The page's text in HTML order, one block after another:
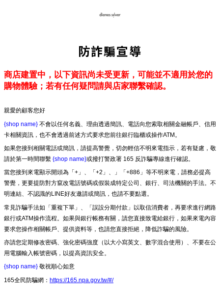
防詐騙宣導
商店建置中，以下資訊尚未受更新，可能並不適用於您的
購物體驗；若有任何疑問請與店家聯繫確認。
親愛的顧客您好
{shop name} 不會以任何名義、理由透過簡訊、電話向您索取相關金融帳戶、信用
卡相關資訊，也不會透過前述方式要求您前往銀行臨櫃或操作ATM。
如果您接到相關電話或簡訊，請提高警覺，切勿輕信不明來電指示，若有疑慮，敬
請於第一時間聯繫 {shop name}或撥打警政署 165 反詐騙專線進行確認。
當您接到來電顯示開頭為「+」、「+2」、」「+886」等不明來電，請務必提高
警覺，更要提防對方竄改電話號碼或假裝成特定公司、銀行、司法機關的手法。不
明連結、不認識的LINE好友邀請或簡訊，也請不要點選。
常見詐騙手法如「重複下單」、「誤設分期付款」以取信消費者，再要求進行網路
銀行或ATM操作流程。如果與銀行帳務有關，請您直接致電給銀行，如果來電內容
要求您操作相關帳戶、提供資料等，也請您直接拒絕，降低詐騙的風險。
亦請您定期修改密碼、強化密碼強度（以大小寫英文、數字混合使用）、不要在公
用電腦輸入帳號密碼，以提高資訊安全。
{shop name} 敬祝順心如意
165全民防騙網： https://165.npa.gov.tw/#/